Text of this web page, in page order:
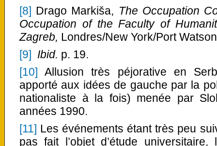
[8] Drago Markiša, The Occupation
Occupation of the Faculty of
Zagreb, Londres/New York/Port
[9] Ibid. p. 19.
[10]
Allusion très péjorative en
apporté aux idées de gauche par la
nationaliste à la fois) menée par
années 1990.
[11] Les événements étant très peu
pas fait l’objet d’étude